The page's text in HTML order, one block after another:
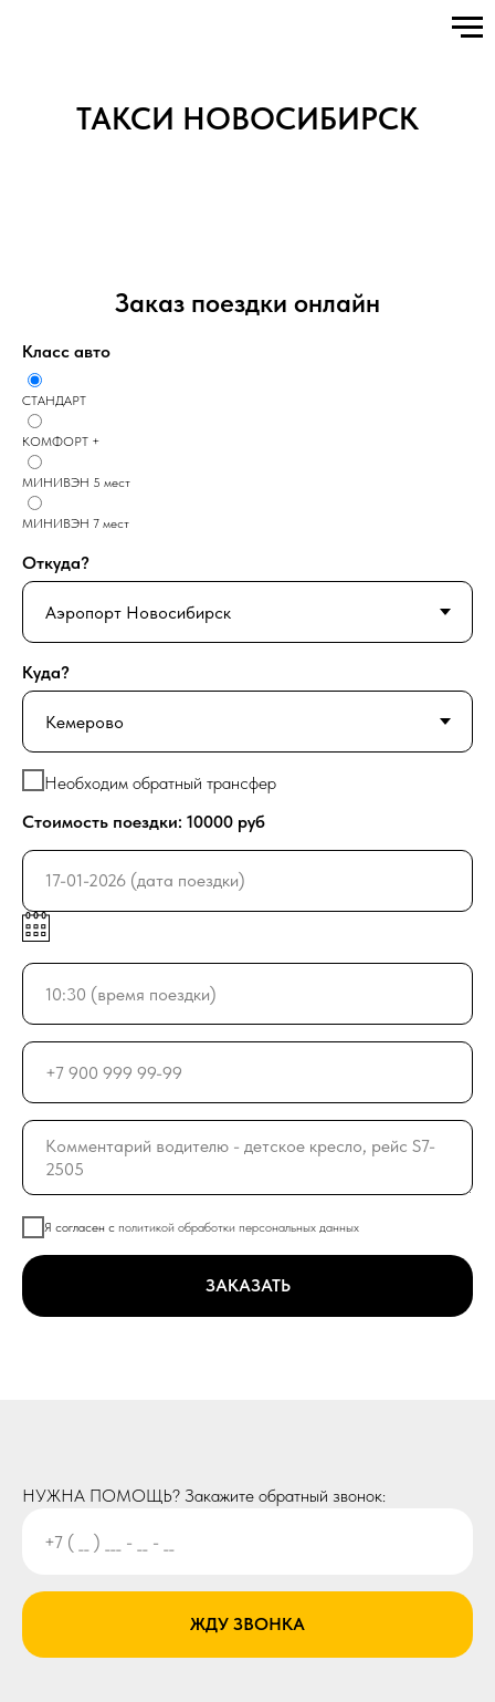
ТАКСИ НОВОСИБИРСК
Заказ поездки онлайн
Класс авто
СТАНДАРТ
КОМФОРТ +
МИНИВЭН 5 мест
МИНИВЭН 7 мест
Откуда?
Куда?
Необходим обратный трансфер
Стоимость поездки: 10000 руб
Я согласен с политикой обработки персональных данных
ЗАКАЗАТЬ
НУЖНА ПОМОЩЬ? Закажите обратный звонок:
ЖДУ ЗВОНКА